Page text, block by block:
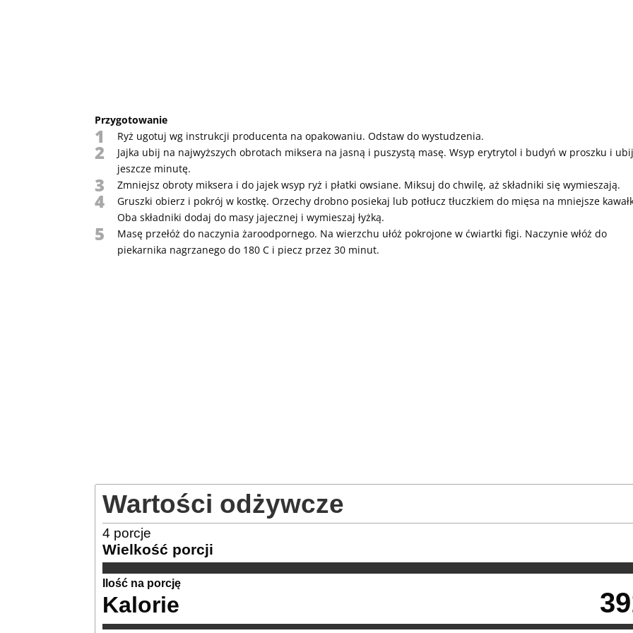
Przygotowanie
1 Ryż ugotuj wg instrukcji producenta na opakowaniu. Odstaw do wystudzenia.
2
Jajka ubij na najwyższych obrotach miksera na jasną i puszystą masę. Wsyp erytrytol i budyń w proszku i
jeszcze minutę.
3 Zmniejsz obroty miksera i do jajek wsyp ryż i płatki owsiane. Miksuj do chwilę, aż składniki się wymieszają.
4
Gruszki obierz i pokrój w kostkę. Orzechy drobno posiekaj lub potłucz tłuczkiem do mięsa na mniejsze
Oba składniki dodaj do masy jajecznej i wymieszaj łyżką.
5
Masę przełóż do naczynia żaroodpornego. Na wierzchu ułóż pokrojone w ćwiartki figi. Naczynie włóż do
piekarnika nagrzanego do 180 C i piecz przez 30 minut.
Wartości odżywcze
4 porcje
Wielkość porcji
Ilość na porcję
Kalorie